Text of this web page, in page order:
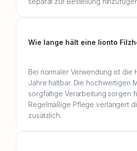
Wie lange hält eine lionto
Bei normaler Verwendung ist die
Jahre haltbar. Die hochwertigen
sorgfältige Verarbeitung sorgen
Regelmäßige Pflege verlängert
zusätzlich.